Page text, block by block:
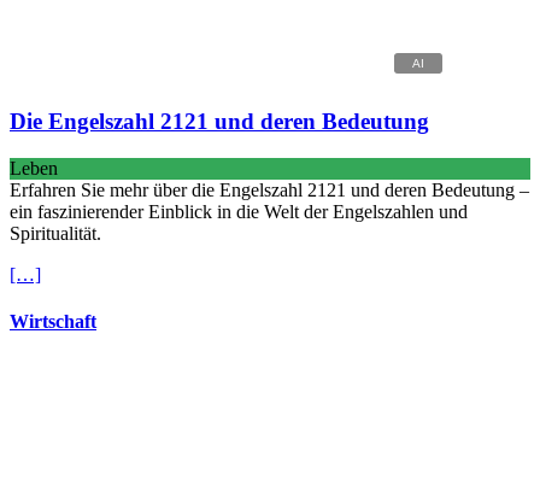
Die Engelszahl 2121 und deren Bedeutung
Leben
Erfahren Sie mehr über die Engelszahl 2121 und deren Bedeutung –
ein faszinierender Einblick in die Welt der Engelszahlen und
Spiritualität.
[…]
Wirtschaft